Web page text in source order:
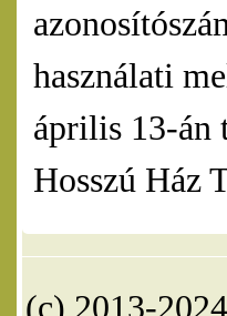
használati
április 13-án
Hosszú Ház
(c) 2013-